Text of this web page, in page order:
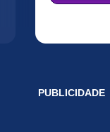
PUBLICIDADE